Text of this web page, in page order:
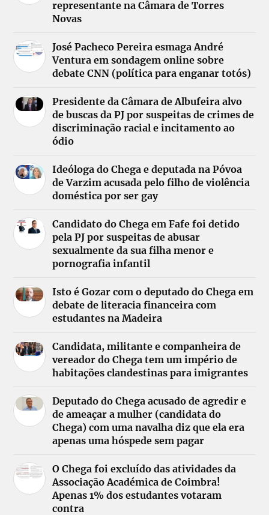
representante na Câmara de Torres
Novas
José Pacheco Pereira esmaga André
Ventura em sondagem online sobre
debate CNN (política para enganar totós)
Presidente da Câmara de Albufeira alvo
de buscas da PJ por suspeitas de crimes de
discriminação racial e incitamento ao
ódio
Ideóloga do Chega e deputada na Póvoa
de Varzim acusada pelo filho de violência
doméstica por ser gay
Candidato do Chega em Fafe foi detido
pela PJ por suspeitas de abusar
sexualmente da sua filha menor e
pornografia infantil
Isto é Gozar com o deputado do Chega em
debate de literacia financeira com
estudantes na Madeira
Candidata, militante e companheira de
vereador do Chega tem um império de
habitações clandestinas para imigrantes
Deputado do Chega acusado de agredir e
de ameaçar a mulher (candidata do
Chega) com uma navalha diz que ela era
apenas uma hóspede sem pagar
O Chega foi excluído das atividades da
Associação Académica de Coimbra!
Apenas 1% dos estudantes votaram
contra